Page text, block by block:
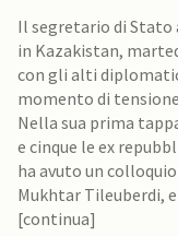
Il segretario di Stato
in Kazakistan,
con gli alti
momento di
Nella sua prima
e cinque le ex
ha avuto un
Mukhtar Tileuberdi,
[continua]